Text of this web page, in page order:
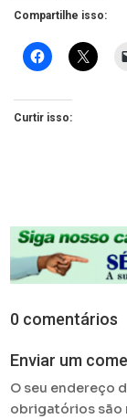
Compartilhe isso:
Curtir isso:
0 comentários
Enviar um
O seu endereço
obrigatórios